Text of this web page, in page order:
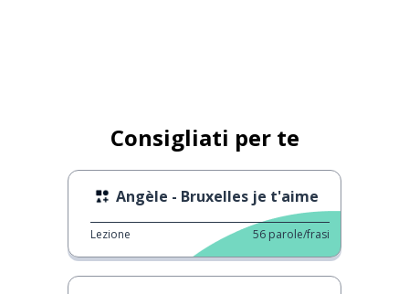
Consigliati per te
Angèle - Bruxelles je t'aime
Lezione 56 parole/frasi